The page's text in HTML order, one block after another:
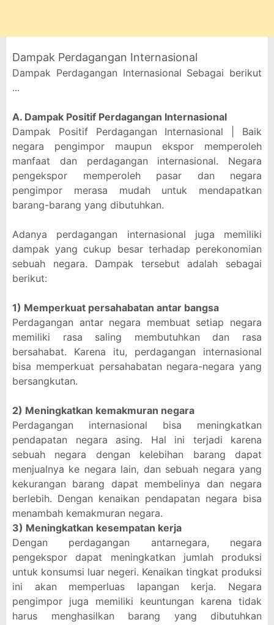
Dampak Perdagangan Internasional
Dampak Perdagangan Internasional Sebagai berikut
...
A. Dampak Positif Perdagangan Internasional
Dampak Positif Perdagangan Internasional | Baik
negara pengimpor maupun ekspor memperoleh
manfaat dan perdagangan internasional. Negara
pengekspor memperoleh pasar dan negara
pengimpor merasa mudah untuk mendapatkan
barang-barang yang dibutuhkan.
Adanya perdagangan internasional juga memiliki
dampak yang cukup besar terhadap perekonomian
sebuah negara. Dampak tersebut adalah sebagai
berikut:
1) Memperkuat persahabatan antar bangsa
Perdagangan antar negara membuat setiap negara
memiliki rasa saling membutuhkan dan rasa
bersahabat. Karena itu, perdagangan internasional
bisa memperkuat persahabatan negara-negara yang
bersangkutan.
2) Meningkatkan kemakmuran negara
Perdagangan internasional bisa meningkatkan
pendapatan negara asing. Hal ini terjadi karena
sebuah negara dengan kelebihan barang dapat
menjualnya ke negara lain, dan sebuah negara yang
kekurangan barang dapat membelinya dan negara
berlebih. Dengan kenaikan pendapatan negara bisa
menambah kemakmuran negara.
3) Meningkatkan kesempatan kerja
Dengan perdagangan antarnegara, negara
pengekspor dapat meningkatkan jumlah produksi
untuk konsumsi luar negeri. Kenaikan tingkat produksi
ini akan memperluas lapangan kerja. Negara
pengimpor juga memiliki keuntungan karena tidak
harus menghasilkan barang yang dibutuhkan